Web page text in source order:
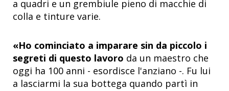
a quadri e un grembiule pieno di macchie di
colla e tinture varie.
«Ho cominciato a imparare sin da piccolo i
segreti di questo lavoro da un maestro che
oggi ha 100 anni - esordisce l'anziano -. Fu lui
a lasciarmi la sua bottega quando partì in